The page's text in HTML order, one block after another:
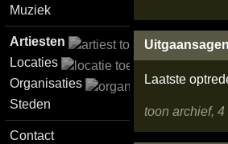
Muziek
Artiesten
Locaties
Organisaties
Steden
Contact
Laatste
toon archief,